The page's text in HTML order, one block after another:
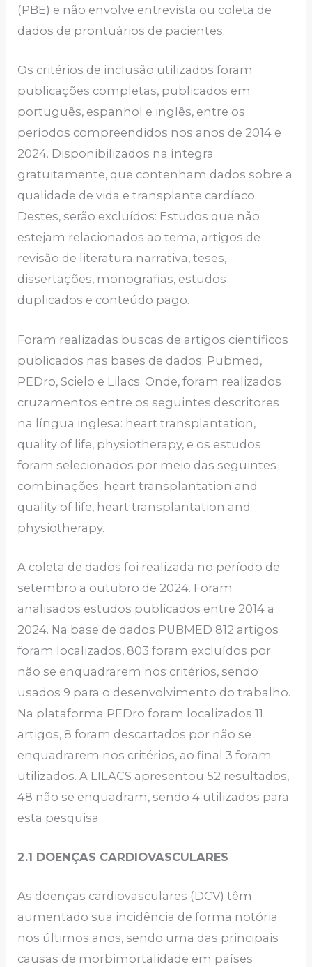
(PBE) e não envolve entrevista ou coleta de
dados de prontuários de pacientes.
Os critérios de inclusão utilizados foram
publicações completas, publicados em
português, espanhol e inglês, entre os
períodos compreendidos nos anos de 2014 e
2024. Disponibilizados na íntegra
gratuitamente, que contenham dados sobre a
qualidade de vida e transplante cardíaco.
Destes, serão excluídos: Estudos que não
estejam relacionados ao tema, artigos de
revisão de literatura narrativa, teses,
dissertações, monografias, estudos
duplicados e conteúdo pago.
Foram realizadas buscas de artigos científicos
publicados nas bases de dados: Pubmed,
PEDro, Scielo e Lilacs. Onde, foram realizados
cruzamentos entre os seguintes descritores
na língua inglesa: heart transplantation,
quality of life, physiotherapy, e os estudos
foram selecionados por meio das seguintes
combinações: heart transplantation and
quality of life, heart transplantation and
physiotherapy.
A coleta de dados foi realizada no período de
setembro a outubro de 2024. Foram
analisados estudos publicados entre 2014 a
2024. Na base de dados PUBMED 812 artigos
foram localizados, 803 foram excluídos por
não se enquadrarem nos critérios, sendo
usados 9 para o desenvolvimento do trabalho.
Na plataforma PEDro foram localizados 11
artigos, 8 foram descartados por não se
enquadrarem nos critérios, ao final 3 foram
utilizados. A LILACS apresentou 52 resultados,
48 não se enquadram, sendo 4 utilizados para
esta pesquisa.
2.1 DOENÇAS CARDIOVASCULARES
As doenças cardiovasculares (DCV) têm
aumentado sua incidência de forma notória
nos últimos anos, sendo uma das principais
causas de morbimortalidade em países